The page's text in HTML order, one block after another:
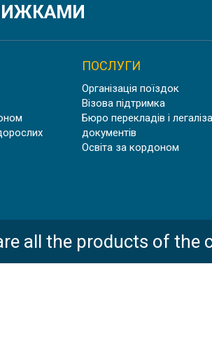
ПОСЛУГИ
Організація поїздок
Візова підтримка
Бюро перекладів і
документів
Освіта за кордоном
all the products of the